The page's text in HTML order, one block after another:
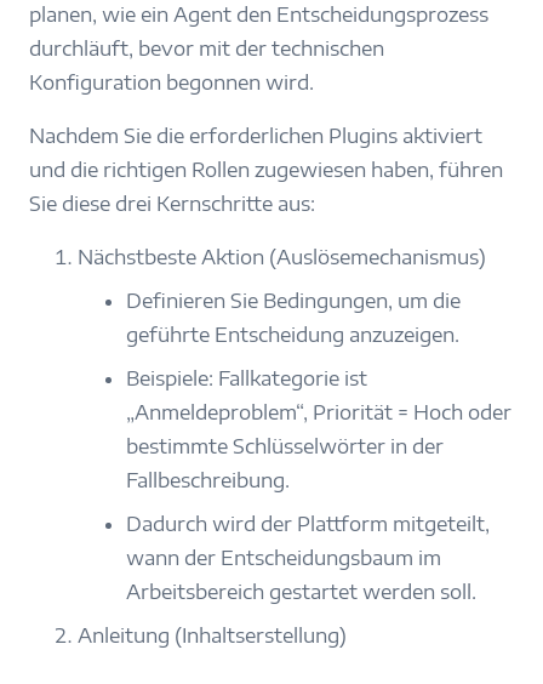
planen, wie ein Agent den Entscheidungsprozess
durchläuft, bevor mit der technischen
Konfiguration begonnen wird.
Nachdem Sie die erforderlichen Plugins aktiviert
und die richtigen Rollen zugewiesen haben, führen
Sie diese drei Kernschritte aus:
Nächstbeste Aktion (Auslösemechanismus)
Definieren Sie Bedingungen, um die
geführte Entscheidung anzuzeigen.
Beispiele: Fallkategorie ist
„Anmeldeproblem“, Priorität = Hoch oder
bestimmte Schlüsselwörter in der
Fallbeschreibung.
Dadurch wird der Plattform mitgeteilt,
wann der Entscheidungsbaum im
Arbeitsbereich gestartet werden soll.
Anleitung (Inhaltserstellung)